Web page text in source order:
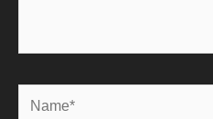
Name*